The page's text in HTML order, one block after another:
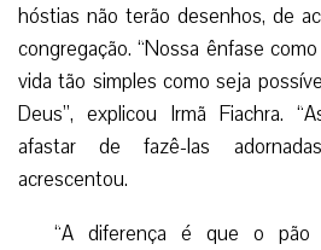
hóstias não terão desenhos, de
congregação. “Nossa ênfase
vida tão simples como seja
Deus”, explicou Irmã Fiachra.
afastar de fazê-las
acrescentou.
“A diferença é que o pão